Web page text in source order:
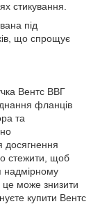
стикування.
під
що спрощує
Вентс ВВГ
фланців
та
досягнення
стежити, щоб
надмірному
це може знизити
купити Вентс